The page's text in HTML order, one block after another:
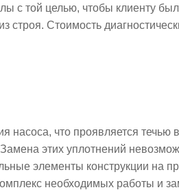
с той целью, чтобы клиенту
Стоимость
насоса, что проявляется
этих уплотнений
элементы конструкции на
необходимых работы и